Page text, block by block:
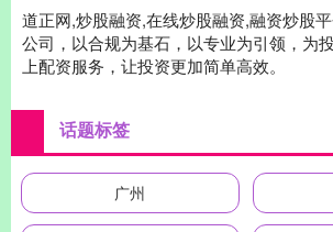
道正网,炒股融资,在线炒股融资,融资炒股
公司，以合规为基石，以专业为引领，为
上配资服务，让投资更加简单高效。
话题标签
广州